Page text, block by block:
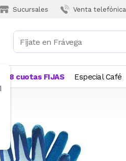
Sucursales Venta telefónica
18 cuotas FIJAS Especial Café